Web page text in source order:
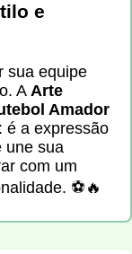
e
sua equipe
A Arte
Amador
é a expressão
une sua
com um
⚽🔥